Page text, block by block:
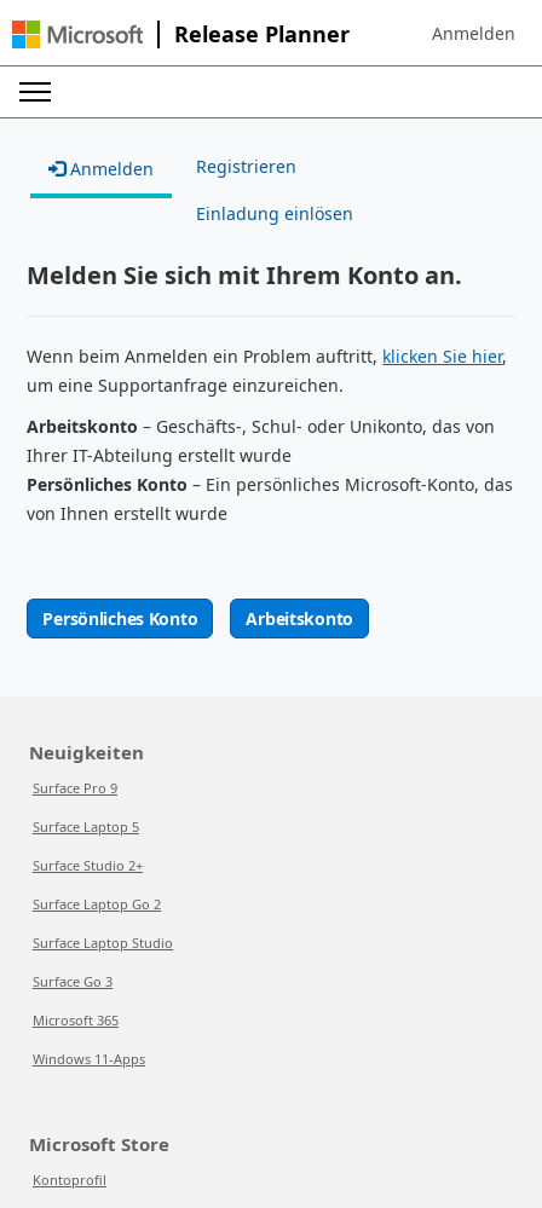
Release Planner Sign in to
Anmelden
Anmelden Registrieren
Einladung einlösen
Melden Sie sich mit Ihrem Konto an.
Wenn beim Anmelden ein Problem auftritt, klicken Sie hier,
um eine Supportanfrage einzureichen.
Arbeitskonto – Geschäfts-, Schul- oder Unikonto, das von
Ihrer IT-Abteilung erstellt wurde
Persönliches Konto – Ein persönliches Microsoft-Konto, das
von Ihnen erstellt wurde
Persönliches Konto Arbeitskonto
Neuigkeiten
Surface Pro 9
Surface Laptop 5
Surface Studio 2+
Surface Laptop Go 2
Surface Laptop Studio
Surface Go 3
Microsoft 365
Windows 11-Apps
Microsoft Store
Kontoprofil